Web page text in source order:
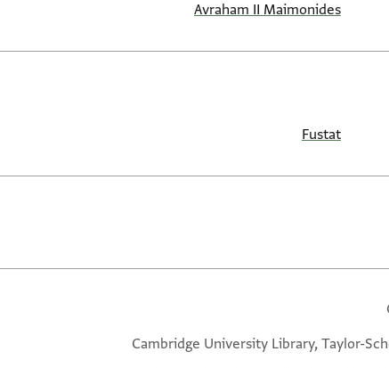
Avraham II Maimonides
Fustat
Cambridge University Library, Taylor-